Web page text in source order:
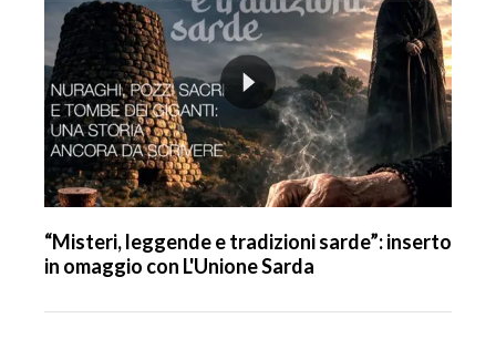
“Misteri, leggende e tradizioni sarde”: inserto
in omaggio con L'Unione Sarda